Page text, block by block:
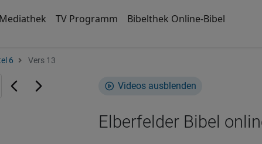
Mediathek TV Programm Bibelthek Online-Bibel
6 Vers 13
Videos ausblenden
Elberfelder Bibel